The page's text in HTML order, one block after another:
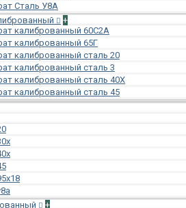
Сталь У8А
+
калиброванный 60С2А
калиброванный 65Г
калиброванный сталь 20
калиброванный сталь 3
калиброванный сталь 40Х
калиброванный сталь 45
+